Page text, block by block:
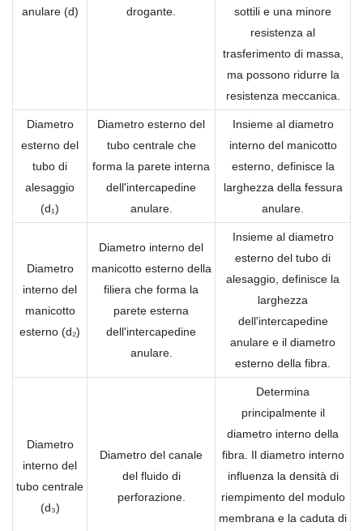
anulare (d) drogante.
sottili e una minore
resistenza al
trasferimento di massa,
ma possono ridurre la
resistenza meccanica.
Diametro
esterno del
tubo di
alesaggio
(d₁)
Diametro esterno del
tubo centrale che
forma la parete interna
dell'intercapedine
anulare.
Insieme al diametro
interno del manicotto
esterno, definisce la
larghezza della fessura
anulare.
Diametro
interno del
manicotto
esterno (d₂)
Diametro interno del
manicotto esterno della
filiera che forma la
parete esterna
dell'intercapedine
anulare.
Insieme al diametro
esterno del tubo di
alesaggio, definisce la
larghezza
dell'intercapedine
anulare e il diametro
esterno della fibra.
Diametro
interno del
tubo centrale
(d₃)
Diametro del canale
del fluido di
perforazione.
Determina
principalmente il
diametro interno della
fibra. Il diametro interno
influenza la densità di
riempimento del modulo
membrana e la caduta di